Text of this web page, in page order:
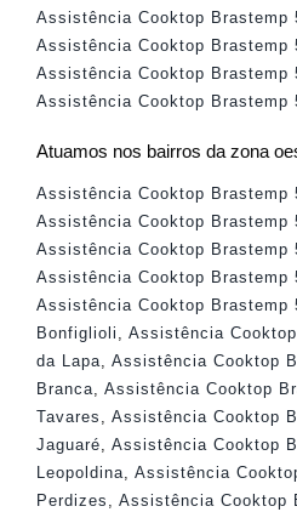
Assistência Cooktop Brastemp
Assistência Cooktop Brastemp
Assistência Cooktop Brastemp
Assistência Cooktop Brastemp
Atuamos nos bairros da zona
Assistência Cooktop Brastemp
Assistência Cooktop Brastemp
Assistência Cooktop Brastemp
Assistência Cooktop Brastemp
Assistência Cooktop Brastemp
Bonfiglioli , Assistência
da Lapa, Assistência Cooktop
Branca, Assistência Cooktop
Tavares , Assistência Cooktop
Jaguaré, Assistência Cooktop
Leopoldina, Assistência
Perdizes , Assistência Cooktop